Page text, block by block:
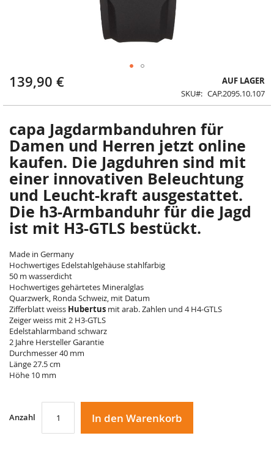
139,90 €
AUF LAGER
SKU
CAP.2095.10.107
capa Jagdarmbanduhren für
Damen und Herren jetzt online
kaufen. Die Jagduhren sind mit
einer innovativen Beleuchtung
und Leucht-kraft ausgestattet.
Die h3-Armbanduhr für die Jagd
ist mit H3-GTLS bestückt.
Made in Germany
Hochwertiges Edelstahlgehäuse stahlfarbig
50 m wasserdicht
Hochwertiges gehärtetes Mineralglas
Quarzwerk, Ronda Schweiz, mit Datum
Zifferblatt weiss Hubertus mit arab. Zahlen und 4 H4-GTLS
Zeiger weiss mit 2 H3-GTLS
Edelstahlarmband schwarz
2 Jahre Hersteller Garantie
Durchmesser 40 mm
Länge 27.5 cm
Höhe 10 mm
Anzahl In den Warenkorb
Zum
Anfang
springen